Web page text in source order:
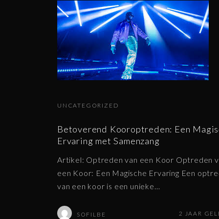
UNCATEGORIZED
Betoverend Kooroptreden: Een
Ervaring met Samenzang
Artikel: Optreden van een Koor Optreden
een Koor: Een Magische Ervaring Een
van een koor is een unieke…
SOFILBE 2 JAAR